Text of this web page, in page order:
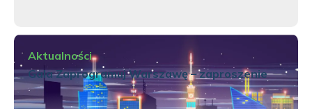
Aktualności
Gala Zaprogramuj Warszawę – zaproszenie